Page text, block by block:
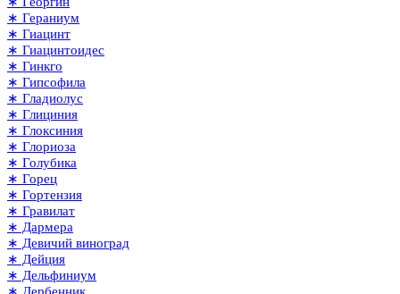
∗ Гераниум
∗ Гиацинт
∗ Гиацинтоидес
∗ Гинкго
∗ Гипсофила
∗ Гладиолус
∗ Глициния
∗ Глоксиния
∗ Глориоза
∗ Голубика
∗ Горец
∗ Гортензия
∗ Гравилат
∗ Дармера
∗ Девичий виноград
∗ Дейция
∗ Дельфиниум
∗ Дербенник